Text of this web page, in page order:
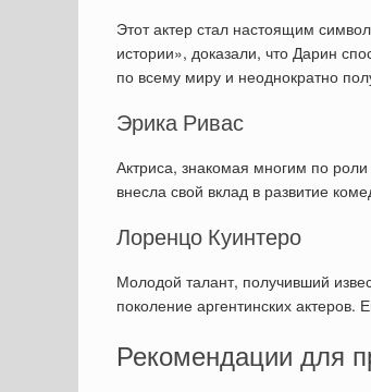
Этот актер стал настоящим
истории», доказали, что Дарин
по всему миру и неоднократно
Эрика Ривас
Актриса, знакомая многим по
внесла свой вклад в развитие
Лоренцо Куинтеро
Молодой талант, получивший
поколение аргентинских
Рекомендации для